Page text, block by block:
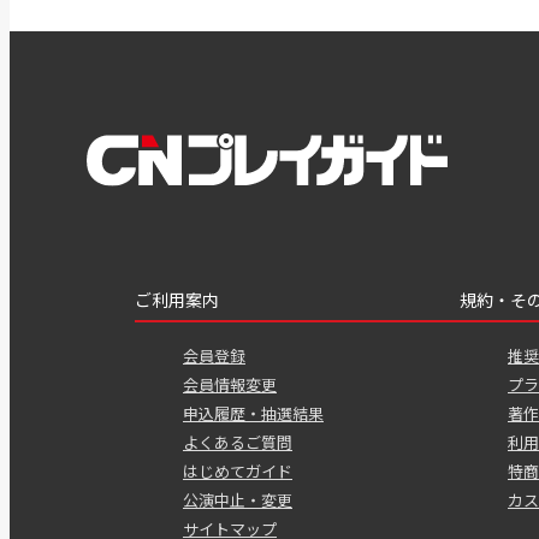
ご利用案内
会員登録
会員情報変更
申込履歴・抽選結果
よくあるご質問
はじめてガイド
公演中止・変更
サイトマップ
規約・そ
推
プ
著
利
特
カ